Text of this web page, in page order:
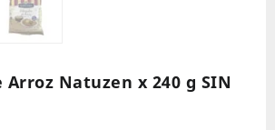
Arroz Natuzen x 240 g SIN